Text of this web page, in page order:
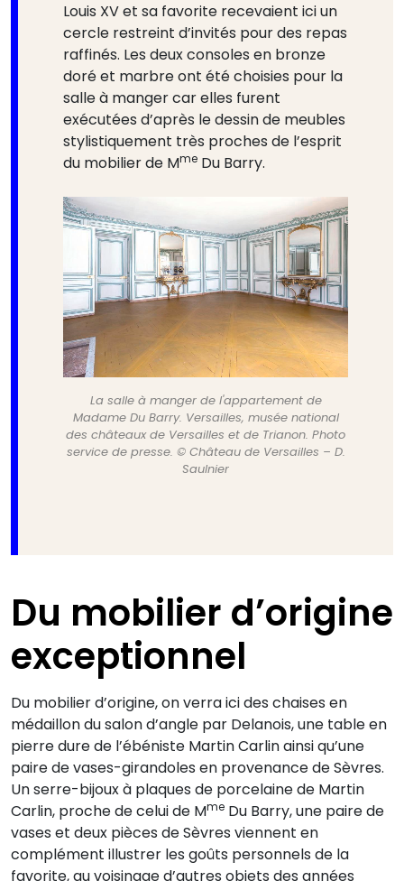
Louis XV et sa favorite recevaient ici un
cercle restreint d’invités pour des repas
raffinés. Les deux consoles en bronze
doré et marbre ont été choisies pour la
salle à manger car elles furent
exécutées d’après le dessin de meubles
stylistiquement très proches de l’esprit
du mobilier de Mme Du Barry.
La salle à manger de l'appartement de
Madame Du Barry. Versailles, musée national
des châteaux de Versailles et de Trianon. Photo
service de presse. © Château de Versailles – D.
Saulnier
Du mobilier d’origine
exceptionnel
Du mobilier d’origine, on verra ici des chaises en
médaillon du salon d’angle par Delanois, une table en
pierre dure de l’ébéniste Martin Carlin ainsi qu’une
paire de vases-girandoles en provenance de Sèvres.
Un serre-bijoux à plaques de porcelaine de Martin
Carlin, proche de celui de Mme Du Barry, une paire de
vases et deux pièces de Sèvres viennent en
complément illustrer les goûts personnels de la
favorite, au voisinage d’autres objets des années